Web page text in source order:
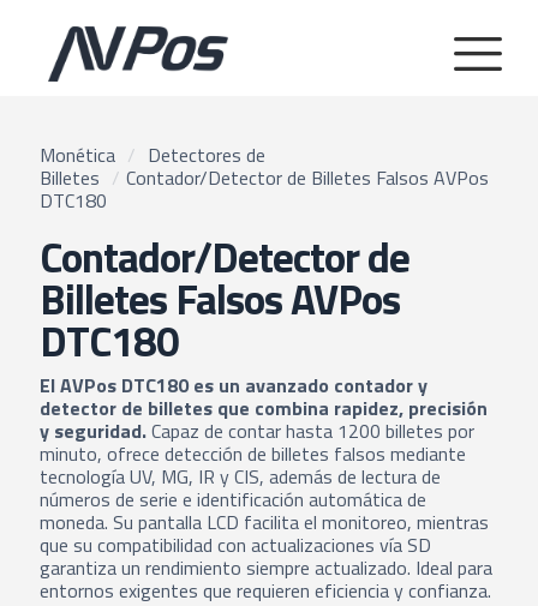
Monética / Detectores de
Billetes / Contador/Detector de Billetes Falsos AVPos
DTC180
Contador/Detector de
Billetes Falsos AVPos
DTC180
El AVPos DTC180 es un avanzado contador y
detector de billetes que combina rapidez, precisión
y seguridad.Capaz de contar hasta 1200 billetes por
minuto, ofrece detección de billetes falsos mediante
tecnología UV, MG, IR y CIS, además de lectura de
números de serie e identificación automática de
moneda. Su pantalla LCD facilita el monitoreo, mientras
que su compatibilidad con actualizaciones vía SD
garantiza un rendimiento siempre actualizado. Ideal para
entornos exigentes que requieren eficiencia y confianza.